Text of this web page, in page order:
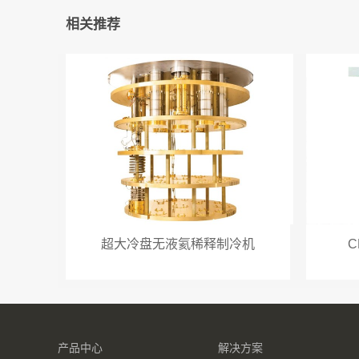
相关推荐
超大冷盘无液氦稀释制冷机
产品中心 解决方案